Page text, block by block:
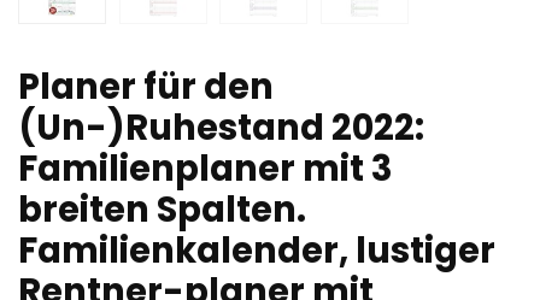
Planer für den
(Un-)Ruhestand 2022:
Familienplaner mit 3
breiten Spalten.
Familienkalender, lustiger